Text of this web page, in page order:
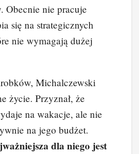
Obecnie nie pracuje
się na strategicznych
nie wymagają dużej
Michalczewski
życie. Przyznał, że
na wakacje, ale nie
na jego budżet.
dla niego jest